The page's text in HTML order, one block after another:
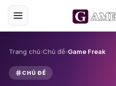
Trang chủ›Chủ đề›Game Freak
CHỦ ĐỀ